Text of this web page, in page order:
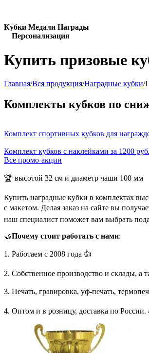
Кубки Медали Награды
Персонализация
Купить призовые
Главная/Вся продукция/Наградные кубки/
Комплекты кубков по
Комплект спортивных кубков для
Комплект кубков с наклейками за 1200
Все промо-акции
🏆 высотой 32 см и диаметр чаши 100 мм
Купить наградные кубки в комплектах
с макетом. Делая заказ на сайте вы
наш специалист поможет вам выбрать
🤝Почему стоит работать с нами:
1. Работаем с 2008 года 👍
2. Собственное производство и склады, а
3. Печать, гравировка, уф-печать,
4. Оптом и в розницу, доставка по России.